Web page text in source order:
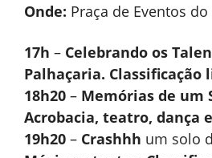
Onde: Praça de Eventos
17h – Celebrando os
Palhaçaria. Classificação
18h20 – Memórias de um
Acrobacia, teatro, dança
19h20 – Crashhh um solo